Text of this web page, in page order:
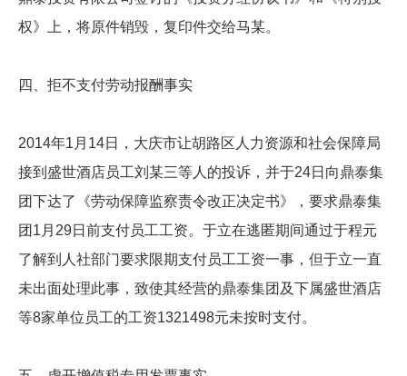
权》上，将原件销毁，复印件交给马某。
四、拒不支付劳动报酬事实
2014年1月14日，大庆市让胡路区人力资源和社会保障局
接到盛世酒店员工刘某三等人的投诉，并于24日向鼎泰集
团下达了《劳动保障监察责令改正决定书》，要求鼎泰集
团1月29日前支付员工工资。于立在逃匿期间通过于程元
了解到人社部门要求限期支付员工工资一事，但于立一直
未出面处理此事，致使其经营的鼎泰集团及下属盛世酒店
等8家单位员工的工资1321498元未按时支付。